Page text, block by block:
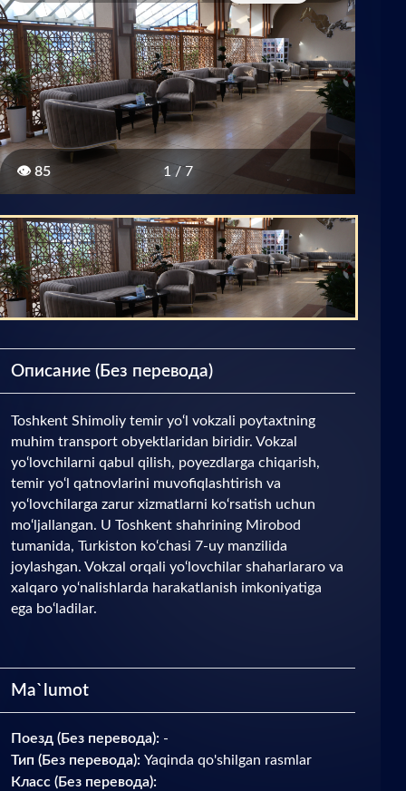
👁85 1 /7
Описание (Без перевода)
Toshkent Shimoliy temir yo‘l vokzali poytaxtning
muhim transport obyektlaridan biridir. Vokzal
yo‘lovchilarni qabul qilish, poyezdlarga chiqarish,
temir yo‘l qatnovlarini muvofiqlashtirish va
yo‘lovchilarga zarur xizmatlarni ko‘rsatish uchun
mo‘ljallangan. U Toshkent shahrining Mirobod
tumanida, Turkiston ko‘chasi 7-uy manzilida
joylashgan. Vokzal orqali yo‘lovchilar shaharlararo va
xalqaro yo‘nalishlarda harakatlanish imkoniyatiga
ega bo‘ladilar.
Ma`lumot
Поезд (Без перевода): -
Тип (Без перевода): Yaqinda qo'shilgan rasmlar
Класс (Без перевода):